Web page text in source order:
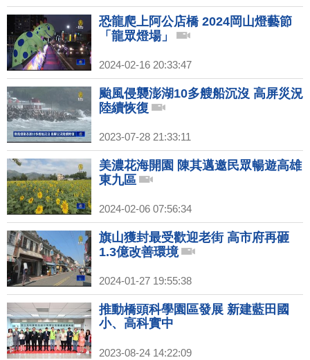
恐龍爬上阿公店橋 2024岡山燈藝節
「龍眾燈場」
2024-02-16 20:33:47
颱風侵襲澎湖10多艘船沉沒 高屏災況
陸續恢復
2023-07-28 21:33:11
美濃花海開園 陳其邁邀民眾暢遊高雄
東九區
2024-02-06 07:56:34
旗山獲封最受歡迎老街 高市府再砸
1.3億改善環境
2024-01-27 19:55:38
推動橋頭科學園區發展 新建藍田國
小、高科實中
2023-08-24 14:22:09